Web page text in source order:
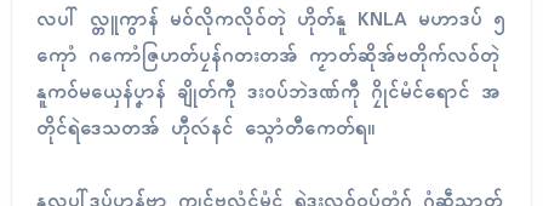
လပါ် လ္တူကွာန် မဝ်လိုကလိုဝ်တုဲ ဟိုတ်နူ KNLA မဟာဒပ် ၅
ကေုာံ ဂကောံဇြဟတ်ပၠန်ဂတးတအ် ကၟာတ်ဆိုအ်ဗတိုက်လဝ်တုဲ
နူကဝ်မယှေန်ပၞာန် ချိုတ်ကီု ဒးဝပ်ဘဲဒဏ်ကီု ဂၠိုၚ်မံၚ်ရောၚ် အ
တိုၚ်ရဲဒေသတအ် ဟီုလဴနင် သ္ဂောံတီကေတ်ရ။